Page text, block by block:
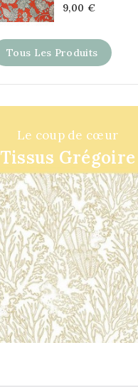
9,00 €
Tous Les Produits
Le coup de cœur
Tissus Grégoire